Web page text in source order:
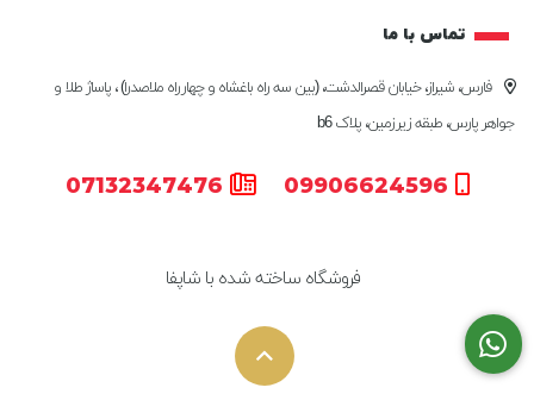
تماس با ما
فارس، شیراز، خیابان قصرالدشت، (بین سه راه باغشاه و چهارراه ملاصدرا) ، پاساژ طلا و
جواهر پارس، طبقه زیرزمین، پلاک b6
فروشگاه ساخته شده با شاپفا